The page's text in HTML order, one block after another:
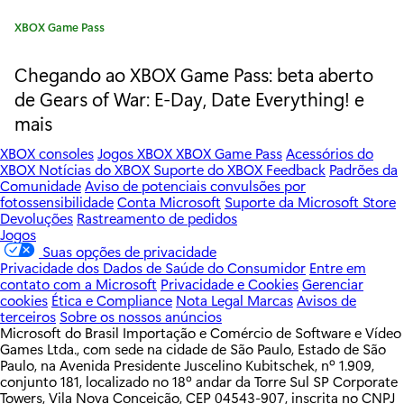
o
g
o
s
p
r
a
2
9
C
e
g
o
i
a
:
XBOX Game Pass
Chegando ao XBOX Game Pass: beta aberto
de Gears of War: E-Day, Date Everything! e
mais
XBOX consolesJogos XBOXXBOX Game PassAcessórios do
XBOX Notícias do XBOX Suporte do XBOX Feedback Padrões da
ComunidadeAviso de potenciais convulsões por
fotossensibilidadeConta Microsoft Suporte da Microsoft Store
Devoluções Rastreamento de pedidos
Jogos
Suas opções de privacidade
Privacidade dos Dados de Saúde do Consumidor Entre em
contato com a Microsoft Privacidade e CookiesGerenciar
cookies Ética e Compliance Nota Legal MarcasAvisos de
terceiros Sobre os nossos anúncios
Microsoft do Brasil Importação e Comércio de Software e Vídeo
Games Ltda., com sede na cidade de São Paulo, Estado de São
Paulo, na Avenida Presidente Juscelino Kubitschek, nº 1.909,
conjunto 181, localizado no 18º andar da Torre Sul SP Corporate
Towers, Vila Nova Conceição, CEP 04543-907, inscrita no CNPJ